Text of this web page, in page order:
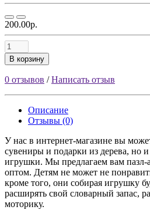
200.00р.
В корзину
0 отзывов /Написать отзыв
Описание
Отзывы (0)
У нас в интернет-магазине вы
сувениры и подарки из дерева, но
игрушки. Мы предлагаем вам пазл-
оптом. Детям не может не
кроме того, они собирая игрушку
расширять свой словарный запас,
моторику.